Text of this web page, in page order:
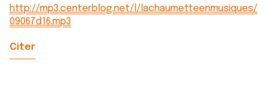
http://mp3.centerblog.net/l/lachaumetteenmusiques/
09067d16.mp3
Citer